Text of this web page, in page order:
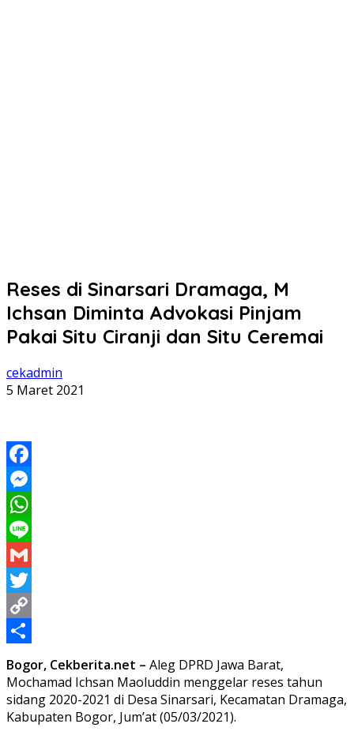
Reses di Sinarsari Dramaga, M
Ichsan Diminta Advokasi Pinjam
Pakai Situ Ciranji dan Situ Ceremai
cekadmin
5 Maret 2021
Facebook
Messenger
WhatsApp
Line
Gmail
Twitter
Copy
Link
Share
Bogor, Cekberita.net – Aleg DPRD Jawa Barat,
Mochamad Ichsan Maoluddin menggelar reses tahun
sidang 2020-2021 di Desa Sinarsari, Kecamatan Dramaga,
Kabupaten Bogor, Jum’at (05/03/2021).